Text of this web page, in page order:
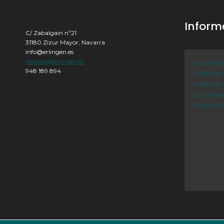
C/ Zabalgain nº21
31180 Zizur Mayor, Navarra
info@erlingen.es
pedidos@erlingen.es
948 189 894
Aviso Legal
Política de
Política de
Envíos y